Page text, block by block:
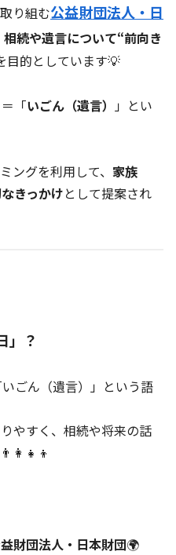
り組む公益財団法人・日
相続や遺言について“前向き
目的としています💡
＝「いごん（遺言）
」とい
ングを利用して、 家族
きっかけとして提案され
」？
ごん（遺言）」という語
やすく、相続や将来の話
財団法人・日本財団🌍